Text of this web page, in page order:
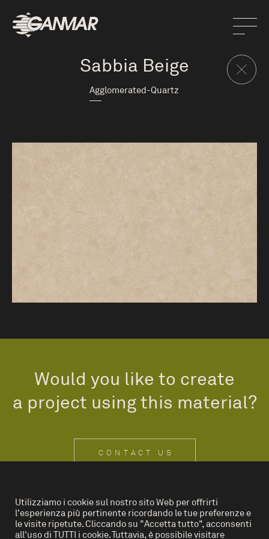
Sabbia Beige
Agglomerated-Quartz
Would you like to create
a project using this material?
CONTACT US
IT EN
Utilizziamo i cookie sul nostro sito Web per offrirti
l'esperienza più pertinente ricordando le tue preferenze e
le visite ripetute. Cliccando su "Accetta tutto", acconsenti
all'uso di TUTTI i cookie. Tuttavia, è possibile visitare